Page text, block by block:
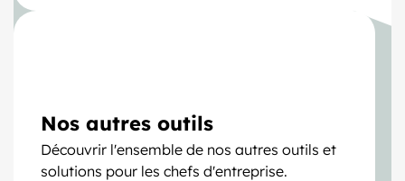
Nos autres outils
Découvrir l'ensemble de nos autres outils et
solutions pour les chefs d'entreprise.